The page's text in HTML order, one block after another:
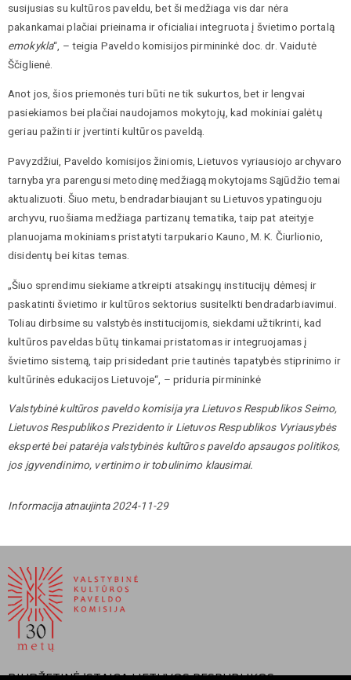
susijusias su kultūros paveldu, bet ši medžiaga vis dar nėra
pakankamai plačiai prieinama ir oficialiai integruota į švietimo portalą
emokykla“, – teigia Paveldo komisijos pirmininkė doc. dr. Vaidutė
Ščiglienė.
Anot jos, šios priemonės turi būti ne tik sukurtos, bet ir lengvai
pasiekiamos bei plačiai naudojamos mokytojų, kad mokiniai galėtų
geriau pažinti ir įvertinti kultūros paveldą.
Pavyzdžiui, Paveldo komisijos žiniomis, Lietuvos vyriausiojo archyvaro
tarnyba yra parengusi metodinę medžiagą mokytojams Sąjūdžio temai
aktualizuoti. Šiuo metu, bendradarbiaujant su Lietuvos ypatinguoju
archyvu, ruošiama medžiaga partizanų tematika, taip pat ateityje
planuojama mokiniams pristatyti tarpukario Kauno, M. K. Čiurlionio,
disidentų bei kitas temas.
„Šiuo sprendimu siekiame atkreipti atsakingų institucijų dėmesį ir
paskatinti švietimo ir kultūros sektorius susitelkti bendradarbiavimui.
Toliau dirbsime su valstybės institucijomis, siekdami užtikrinti, kad
kultūros paveldas būtų tinkamai pristatomas ir integruojamas į
švietimo sistemą, taip prisidedant prie tautinės tapatybės stiprinimo ir
kultūrinės edukacijos Lietuvoje“, – priduria pirmininkė
Valstybinė kultūros paveldo komisija yra Lietuvos Respublikos Seimo,
Lietuvos Respublikos Prezidento ir Lietuvos Respublikos Vyriausybės
ekspertė bei patarėja valstybinės kultūros paveldo apsaugos politikos,
jos įgyvendinimo, vertinimo ir tobulinimo klausimai.
Informacija atnaujinta 2024-11-29
BIUDŽETINĖ ĮSTAIGA LIETUVOS RESPUBLIKOS